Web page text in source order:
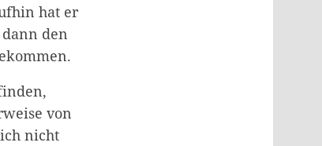
hat er
den
von
nicht